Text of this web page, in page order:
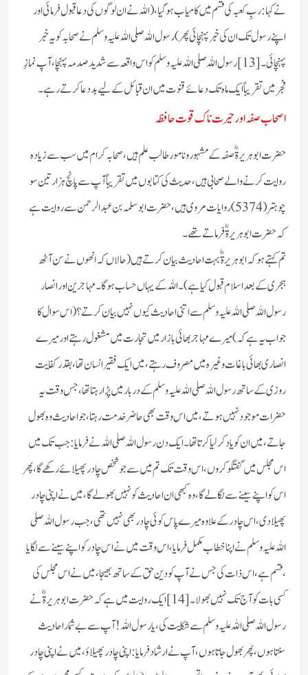
نے کہا : ربِ کعبہ کی قسم میں کامیاب ہو گیا ،(اللہ نے ان لوگوں کی دعا قبول فرمائی اور
اپنے رسول تک ان کی خبر پہنچائی پھر) رسول اللہ صلی اللہ علیہ وسلم نے صحابہ کو یہ خبر
پہنچائی۔[13] رسول اللہ صلی اللہ علیہ وسلم کو اس واقعہ سے شدید صدمہ پہنچا ،آپ نمازِ
فجر میں تقریباً ایک ماہ تک دعائے قنوت میں ان قبائل کے لیے بددعا کرتے رہے۔
اصحاب صفہ اورحیرت ناک قوت حافظہ
حضرت ابوہریرة ؓصفہ کے مشہور ونامور طالب علم ہیں،صحابہ کرام میں سب سے زیادہ
روایت کرنے والے صحابی ہیں،حدیث کی کتابوں میں تقریباً آپ سے پانچ ہزار تین سو
چوہتر (5374) روایات مروی ہیں ، حضرت ابوسلمہ بن عبدالرحمن سے روایت ہے
کہ حضر ت ابوہریرة ؓفرماتے تھے۔
تم کہتے ہو کہ ابوہریرة ؓ بہت احادیث بیان کرتے ہیں(حالاں کہ انھوں نے سن آٹھ
ہجری کے بعد اسلام قبول کیا ہے ) ۔اللہ کے یہاں حساب ہوگا۔مہاجرین اور انصار
رسول اللہ صلی اللہ علیہ وسلم سے اتنی احادیث کیوں نہیں بیان کرتے ؟(اس سوال کا
جواب یہ ہے کہ )میرے مہاجر بھائی بازار میں تجارت میں مشغول رہتے اور میرے
انصاری بھائی باغات وغیرہ میں مصروف رہتے ،میں ایک فقیر انسان تھا ،بقدر کفایت
روزی کے ساتھ رسو ل اللہ صلی اللہ علیہ وسلم کے دربار میں پڑا رہتا تھا، جس وقت یہ
حضرات موجود نہیں ہوتے ،میں اس وقت بھی حاضر خدمت رہتا، جو احادیث وہ بھول
جاتے ،میں ان کو یاد کر لیا کرتا تھا۔ ایک دن رسول اللہ صلی اللہ نے فرمایا: جب تک میں
اس مجلس میں گفتگو کروں، اس وقت تک تم میں سے جو شخص چادر پھیلائے رکھے گا،پھر
اس کو اپنے سینے سے لگالے گا ،وہ کبھی ان احادیث کو نہیں بھولے گا ،میں نے اپنی چادر
پھیلادی ،اس چادر کے علاوہ میرے پاس کوئی چادر بھی نہیں تھی ،جب رسول اللہ صلی
اللہ علیہ وسلم نے اپنا خطاب مکمل فرمایا، اس وقت میں نے اس چادر کو اپنے سینے سے لگایا
،قسم ہے، اس ذات کی جس نے آپ کو دین حق کے ساتھ بھیجا، میں نے اس مجلس کی
کسی بات کو آج تک نہیں بھولا۔[14] ایک روایت میں ہے کہ حضرت ابوہریرة ؓ نے
رسول اللہ صلی اللہ علیہ وسلم سے شکایت کی ،یا رسول اللہ !آپ سے بے شمار احادیث
سنتاہوں ،پھر بھول جاتا ہوں،آپ نے ارشاد فرمایا: اپنی چادر پھیلاؤ، میں نے اپنی چادر